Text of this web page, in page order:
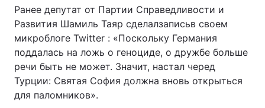
Ранее депутат от Партии Справедливости и
Развития Шамиль Таяр сделалзаписьв своем
микроблоге Twitter : «Поскольку Германия
поддалась на ложь о геноциде, о дружбе больше
речи быть не может. Значит, настал черед
Турции: Святая София должна вновь открыться
для паломников».